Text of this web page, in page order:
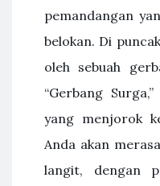
pemandangan
belokan. Di
oleh sebuah
“Gerbang
yang menjorok
Anda akan
langit, dengan